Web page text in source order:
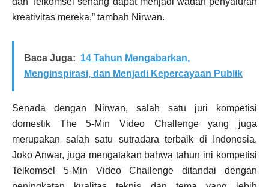
kreativitas mereka,” tambah Nirwan.
Baca Juga: 14 Tahun Mengabarkan,
Menginspirasi, dan Menjadi Kepercayaan Publik
Senada dengan Nirwan, salah satu juri kompetisi
domestik The 5-Min Video Challenge yang juga
merupakan salah satu sutradara terbaik di Indonesia,
Joko Anwar, juga mengatakan bahwa tahun ini kompetisi
Telkomsel 5-Min Video Challenge ditandai dengan